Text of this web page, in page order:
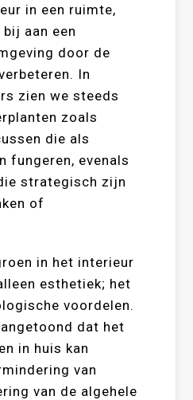
in een ruimte,
aan een
door de
In
zien we steeds
zoals
die als
fungeren, evenals
strategisch zijn
of
in het interieur
esthetiek; het
voordelen.
dat het
in huis kan
van
van de algehele